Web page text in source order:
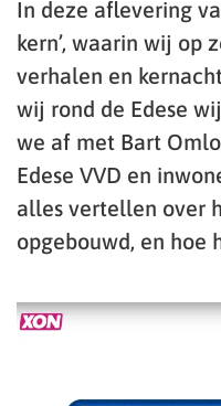
In deze aflevering
kern’, waarin wij op
verhalen en
wij rond de Edese
we af met Bart
Edese VVD en
alles vertellen over
opgebouwd, en hoe